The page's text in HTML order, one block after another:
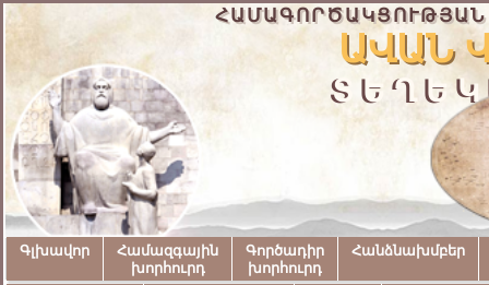
ԱՎԱՆ
Գլխավոր
Համազգային
խորհուրդ
Գործադիր
խորհուրդ
Հանձնախմբեր